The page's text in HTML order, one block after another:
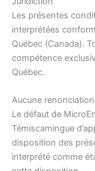
Les présentes
interprétées
Québec (Canada).
compétence
Québec.
Aucune renonciation
Le défaut de
Témiscamingue
disposition des
interprété comme